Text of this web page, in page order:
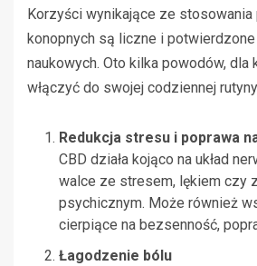
Korzyści wynikające ze
konopnych są liczne i
naukowych. Oto kilka powodów, dla
włączyć do swojej codziennej
Redukcja stresu i poprawa
CBD działa kojąco na układ
walce ze stresem, lękiem czy
psychicznym. Może również
cierpiące na bezsenność,
Łagodzenie bólu